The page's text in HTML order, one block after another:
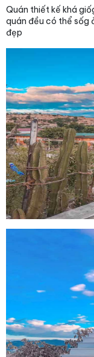
Quán thiết kế khá
quán đều có thể sốg
đẹp